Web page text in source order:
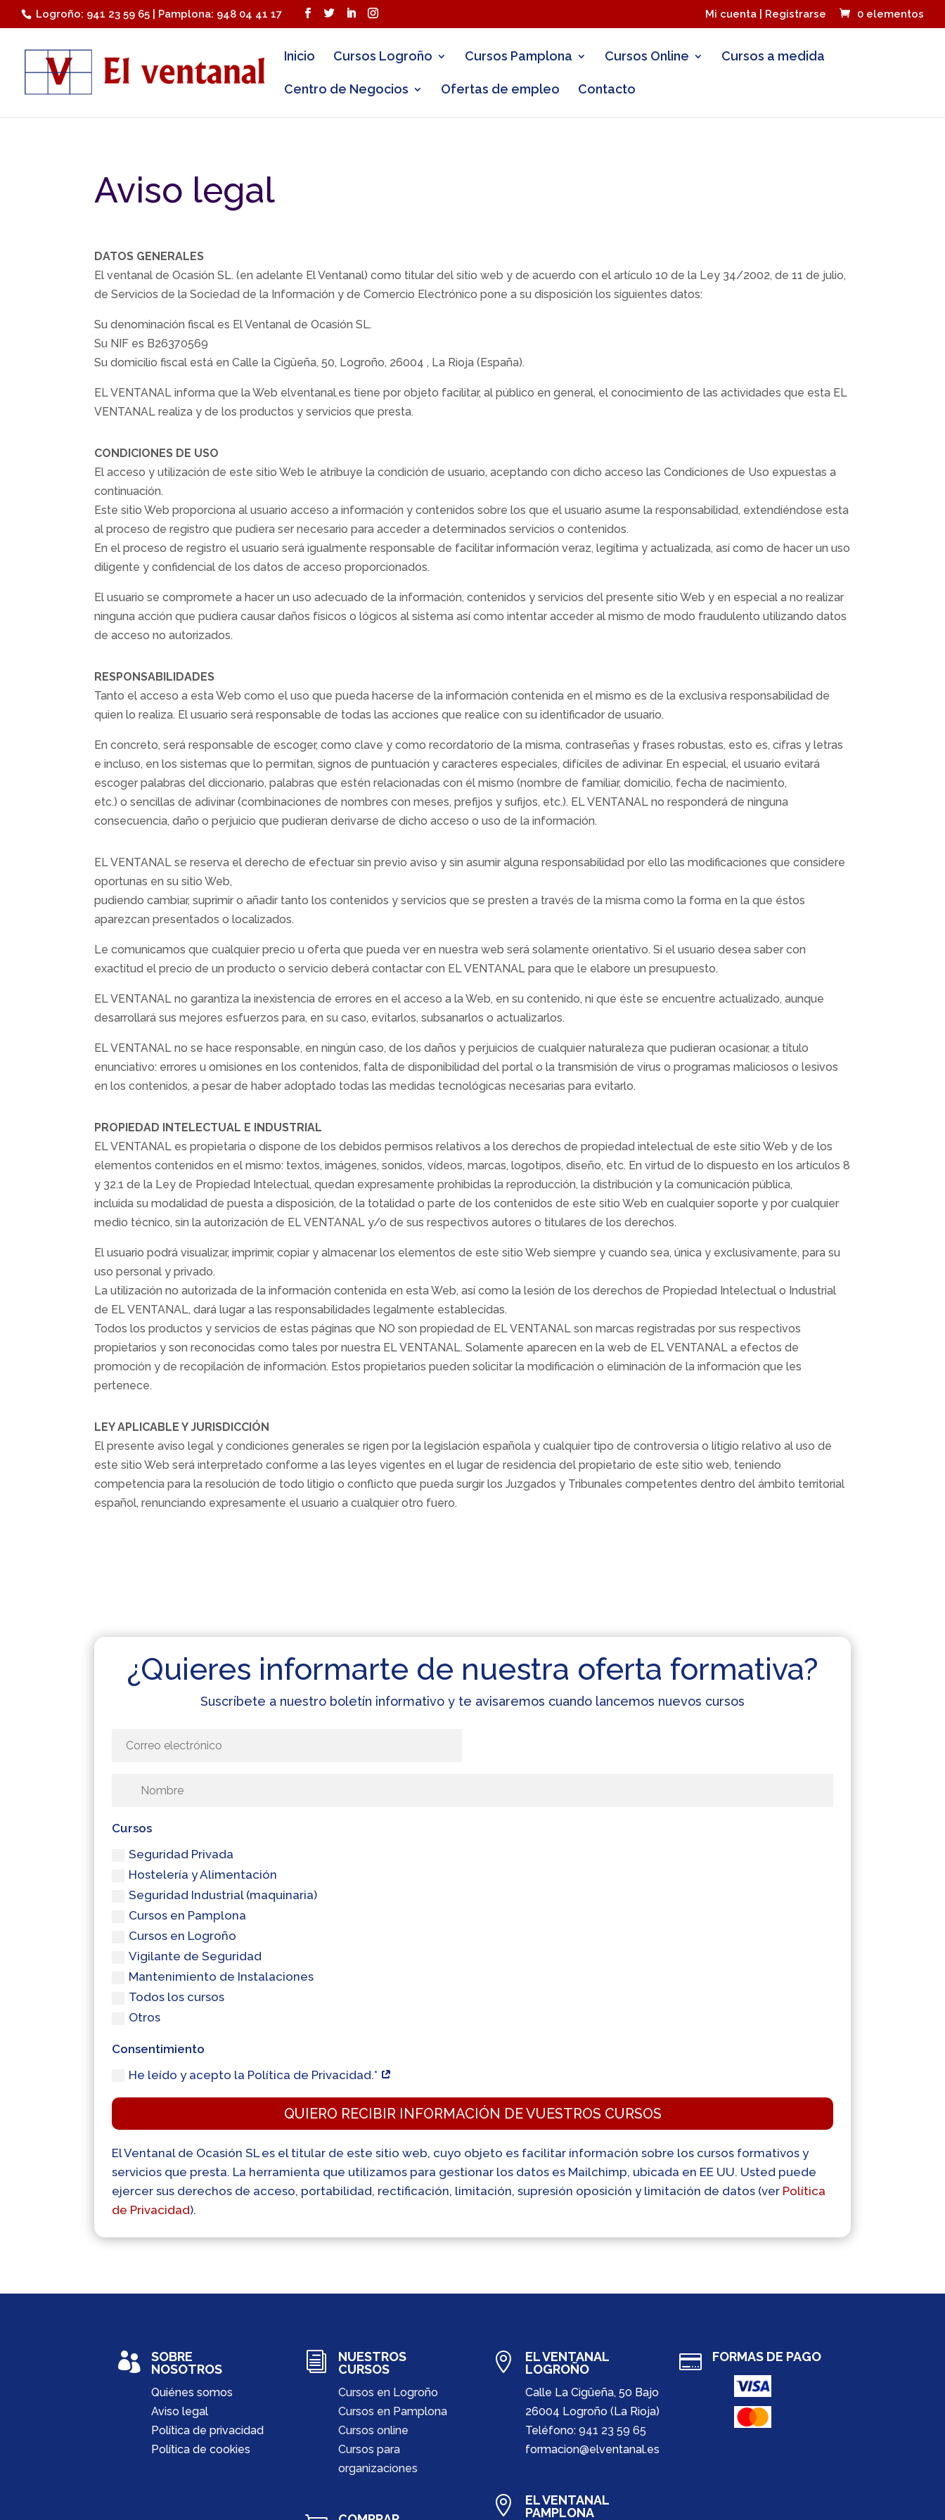
Logroño: 941 23 59 65 | Pamplona: 948 04 41 17 Mi cuenta | Registrarse 0 elementos
Inicio Cursos Logroño Cursos Pamplona Cursos Online Cursos a medida
Centro de Negocios Ofertas de empleo Contacto
Aviso legal
DATOS GENERALES
El ventanal de Ocasión SL. (en adelante El Ventanal) como titular del sitio web y de acuerdo con el artículo 10 de la Ley 34/2002, de 11 de julio,
de Servicios de la Sociedad de la Información y de Comercio Electrónico pone a su disposición los siguientes datos:
Su denominación fiscal es El Ventanal de Ocasión SL.
Su NIF es B26370569
Su domicilio fiscal está en Calle la Cigüeña, 50, Logroño, 26004 , La Rioja (España).
EL VENTANAL informa que la Web elventanal.es tiene por objeto facilitar, al público en general, el conocimiento de las actividades que esta EL
VENTANAL realiza y de los productos y servicios que presta.
CONDICIONES DE USO
El acceso y utilización de este sitio Web le atribuye la condición de usuario, aceptando con dicho acceso las Condiciones de Uso expuestas a
continuación.
Este sitio Web proporciona al usuario acceso a información y contenidos sobre los que el usuario asume la responsabilidad, extendiéndose esta
al proceso de registro que pudiera ser necesario para acceder a determinados servicios o contenidos.
En el proceso de registro el usuario será igualmente responsable de facilitar información veraz, legítima y actualizada, así como de hacer un uso
diligente y confidencial de los datos de acceso proporcionados.
El usuario se compromete a hacer un uso adecuado de la información, contenidos y servicios del presente sitio Web y en especial a no realizar
ninguna acción que pudiera causar daños físicos o lógicos al sistema así como intentar acceder al mismo de modo fraudulento utilizando datos
de acceso no autorizados.
RESPONSABILIDADES
Tanto el acceso a esta Web como el uso que pueda hacerse de la información contenida en el mismo es de la exclusiva responsabilidad de
quien lo realiza. El usuario será responsable de todas las acciones que realice con su identificador de usuario.
En concreto, será responsable de escoger, como clave y como recordatorio de la misma, contraseñas y frases robustas, esto es, cifras y letras
e incluso, en los sistemas que lo permitan, signos de puntuación y caracteres especiales, difíciles de adivinar. En especial, el usuario evitará
escoger palabras del diccionario, palabras que estén relacionadas con él mismo (nombre de familiar, domicilio, fecha de nacimiento,
etc.) o sencillas de adivinar (combinaciones de nombres con meses, prefijos y sufijos, etc.). EL VENTANAL no responderá de ninguna
consecuencia, daño o perjuicio que pudieran derivarse de dicho acceso o uso de la información.
EL VENTANAL se reserva el derecho de efectuar sin previo aviso y sin asumir alguna responsabilidad por ello las modificaciones que considere
oportunas en su sitio Web,
pudiendo cambiar, suprimir o añadir tanto los contenidos y servicios que se presten a través de la misma como la forma en la que éstos
aparezcan presentados o localizados.
Le comunicamos que cualquier precio u oferta que pueda ver en nuestra web será solamente orientativo. Si el usuario desea saber con
exactitud el precio de un producto o servicio deberá contactar con EL VENTANAL para que le elabore un presupuesto.
EL VENTANAL no garantiza la inexistencia de errores en el acceso a la Web, en su contenido, ni que éste se encuentre actualizado, aunque
desarrollará sus mejores esfuerzos para, en su caso, evitarlos, subsanarlos o actualizarlos.
EL VENTANAL no se hace responsable, en ningún caso, de los daños y perjuicios de cualquier naturaleza que pudieran ocasionar, a título
enunciativo: errores u omisiones en los contenidos, falta de disponibilidad del portal o la transmisión de virus o programas maliciosos o lesivos
en los contenidos, a pesar de haber adoptado todas las medidas tecnológicas necesarias para evitarlo.
PROPIEDAD INTELECTUAL E INDUSTRIAL
EL VENTANAL es propietaria o dispone de los debidos permisos relativos a los derechos de propiedad intelectual de este sitio Web y de los
elementos contenidos en el mismo: textos, imágenes, sonidos, vídeos, marcas, logotipos, diseño, etc. En virtud de lo dispuesto en los artículos 8
y 32.1 de la Ley de Propiedad Intelectual, quedan expresamente prohibidas la reproducción, la distribución y la comunicación pública,
incluida su modalidad de puesta a disposición, de la totalidad o parte de los contenidos de este sitio Web en cualquier soporte y por cualquier
medio técnico, sin la autorización de EL VENTANAL y/o de sus respectivos autores o titulares de los derechos.
El usuario podrá visualizar, imprimir, copiar y almacenar los elementos de este sitio Web siempre y cuando sea, única y exclusivamente, para su
uso personal y privado.
La utilización no autorizada de la información contenida en esta Web, así como la lesión de los derechos de Propiedad Intelectual o Industrial
de EL VENTANAL, dará lugar a las responsabilidades legalmente establecidas.
Todos los productos y servicios de estas páginas que NO son propiedad de EL VENTANAL son marcas registradas por sus respectivos
propietarios y son reconocidas como tales por nuestra EL VENTANAL. Solamente aparecen en la web de EL VENTANAL a efectos de
promoción y de recopilación de información. Estos propietarios pueden solicitar la modificación o eliminación de la información que les
pertenece.
LEY APLICABLE Y JURISDICCIÓN
El presente aviso legal y condiciones generales se rigen por la legislación española y cualquier tipo de controversia o litigio relativo al uso de
este sitio Web será interpretado conforme a las leyes vigentes en el lugar de residencia del propietario de este sitio web, teniendo
competencia para la resolución de todo litigio o conflicto que pueda surgir los Juzgados y Tribunales competentes dentro del ámbito territorial
español, renunciando expresamente el usuario a cualquier otro fuero.
¿Quieres informarte de nuestra oferta formativa?
Suscríbete a nuestro boletín informativo y te avisaremos cuando lancemos nuevos cursos
Cursos
Seguridad Privada
Hostelería y Alimentación
Seguridad Industrial (maquinaria)
Cursos en Pamplona
Cursos en Logroño
Vigilante de Seguridad
Mantenimiento de Instalaciones
Todos los cursos
Otros
Consentimiento
He leído y acepto la Política de Privacidad.*
QUIERO RECIBIR INFORMACIÓN DE VUESTROS CURSOS
El Ventanal de Ocasión SL es el titular de este sitio web, cuyo objeto es facilitar información sobre los cursos formativos y
servicios que presta. La herramienta que utilizamos para gestionar los datos es Mailchimp, ubicada en EE UU. Usted puede
ejercer sus derechos de acceso, portabilidad, rectificación, limitación, supresión oposición y limitación de datos (ver Política
de Privacidad).

SOBRE
NOSOTROS
Quiénes somos
Aviso legal
Política de privacidad
Política de cookies
i
NUESTROS
CURSOS
Cursos en Logroño
Cursos en Pamplona
Cursos online
Cursos para
organizaciones

EL VENTANAL
LOGROÑO
Calle La Cigüeña, 50 Bajo
26004 Logroño (La Rioja)
Teléfono: 941 23 59 65
formacion@elventanal.es

EL VENTANAL
PAMPLONA
 FORMAS DE PAGO